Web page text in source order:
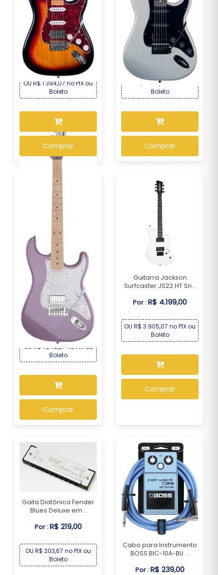
Guitarra Seizi Fun
Vintage Budokan – S...
Por : R$ 1.499,00
OU R$ 1.394,07 no PIX ou
Boleto
Comprar
Guitarra Seizi Fun Katana
Musashi HSS ...
Por : R$ 1.339,00
OU R$ 1.245,27 no PIX ou
Boleto
Comprar
Guitarra Seizi Musashi
Fun HSS Maple –...
Por : R$ 1.339,00
OU R$ 1.245,27 no PIX ou
Boleto
Comprar
Guitarra Jackson
Surfcaster JS22 HT Sn...
Por :R$ 4.199,00
OU R$ 3.905,07 no PIX ou
Boleto
Comprar
Gaita Diatônica Fender
Blues Deluxe em...
Por :R$ 219,00
OU R$ 203,67 no PIX ou
Boleto
Cabo para Instrumento
BOSS BIC-10A-BU ...
Por :R$ 239,00